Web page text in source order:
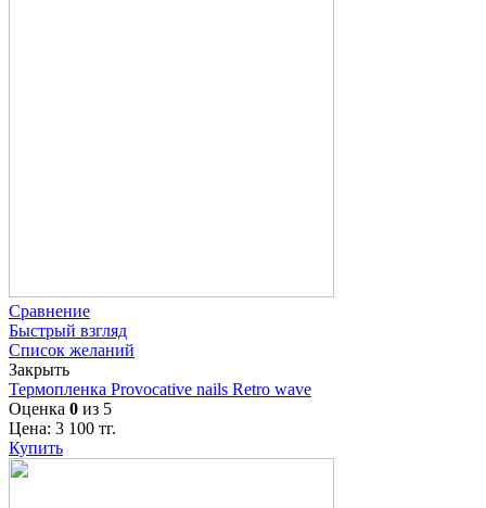
Сравнение
Быстрый взгляд
Список желаний
Закрыть
Термопленка Provocative nails Retro wave
Оценка 0 из 5
Цена: 3 100 тг.
Купить